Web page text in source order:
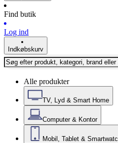
Find butik
Log ind
Indkøbskurv
Alle produkter
TV, Lyd & Smart Home
Computer & Kontor
Mobil, Tablet &